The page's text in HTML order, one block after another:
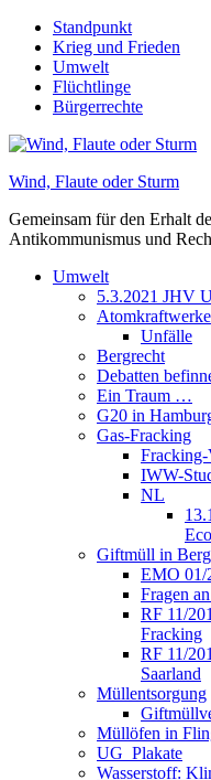
Skip
content
Standpunkt
Krieg und Frieden
Umwelt
Flüchtlinge
Bürgerrechte
Wind, Flaute oder Sturm
Gemeinsam für den Erhalt
Antikommunismus und
Umwelt
5.3.2021 JHV
Atomkraftwerke
Unfälle
Bergrecht
Debatten
Ein Traum …
G20 in
Gas-Fracking
Fracking-
IWW-
NL
Giftmüll in
EMO 01/
Fragen
RF 11/
Fracking
RF 11/
Saarland
Müllentsorgung
Müllöfen in
UG_Plakate
Wasserstoff: